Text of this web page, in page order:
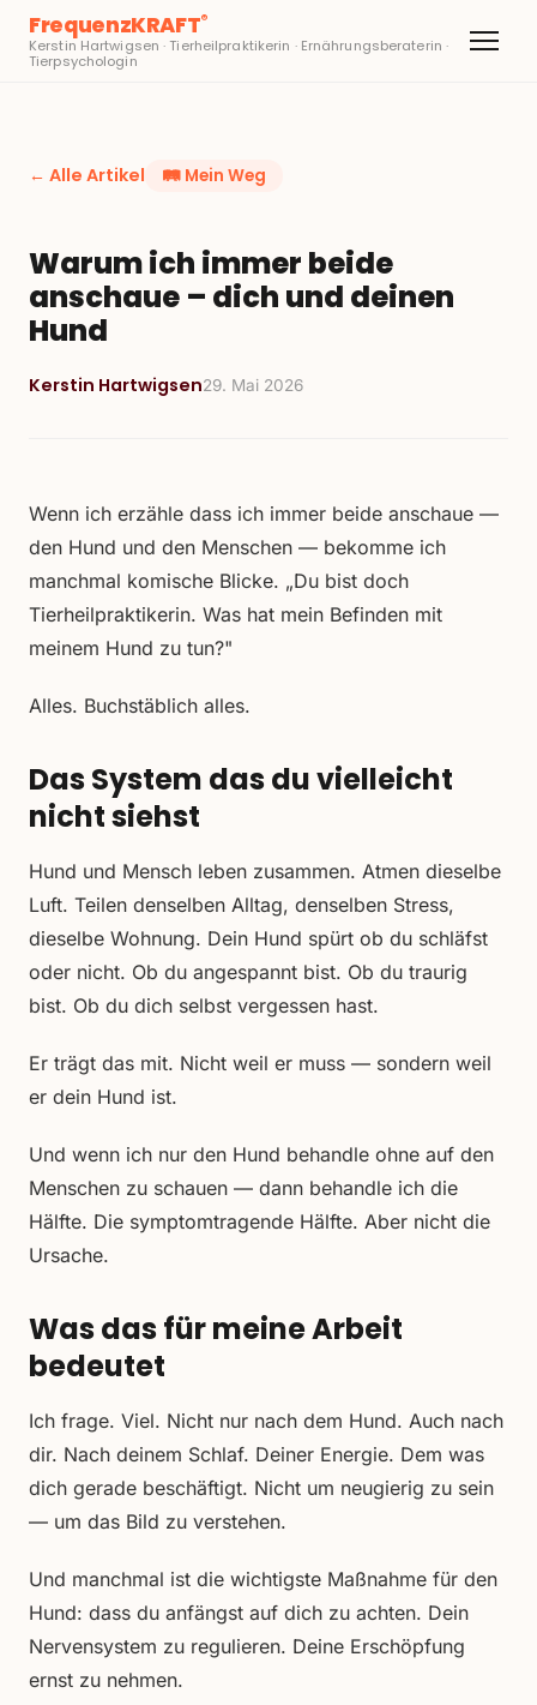
FrequenzKRAFT®
Kerstin Hartwigsen · Tierheilpraktikerin · Ernährungsberaterin ·
Tierpsychologin
← Alle Artikel 🛤️ Mein Weg
Warum ich immer beide
anschaue – dich und deinen
Hund
Kerstin Hartwigsen29. Mai 2026
Wenn ich erzähle dass ich immer beide anschaue —
den Hund und den Menschen — bekomme ich
manchmal komische Blicke. „Du bist doch
Tierheilpraktikerin. Was hat mein Befinden mit
meinem Hund zu tun?"
Alles. Buchstäblich alles.
Das System das du vielleicht
nicht siehst
Hund und Mensch leben zusammen. Atmen dieselbe
Luft. Teilen denselben Alltag, denselben Stress,
dieselbe Wohnung. Dein Hund spürt ob du schläfst
oder nicht. Ob du angespannt bist. Ob du traurig
bist. Ob du dich selbst vergessen hast.
Er trägt das mit. Nicht weil er muss — sondern weil
er dein Hund ist.
Und wenn ich nur den Hund behandle ohne auf den
Menschen zu schauen — dann behandle ich die
Hälfte. Die symptomtragende Hälfte. Aber nicht die
Ursache.
Was das für meine Arbeit
bedeutet
Ich frage. Viel. Nicht nur nach dem Hund. Auch nach
dir. Nach deinem Schlaf. Deiner Energie. Dem was
dich gerade beschäftigt. Nicht um neugierig zu sein
— um das Bild zu verstehen.
Und manchmal ist die wichtigste Maßnahme für den
Hund: dass du anfängst auf dich zu achten. Dein
Nervensystem zu regulieren. Deine Erschöpfung
ernst zu nehmen.